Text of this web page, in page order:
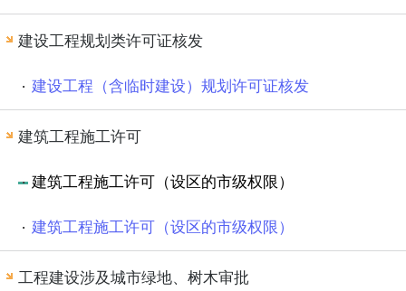
建设工程规划类许可证核发
建设工程（含临时建设）规划许可证核发
建筑工程施工许可
建筑工程施工许可（设区的市级权限）
建筑工程施工许可（设区的市级权限）
工程建设涉及城市绿地、树木审批